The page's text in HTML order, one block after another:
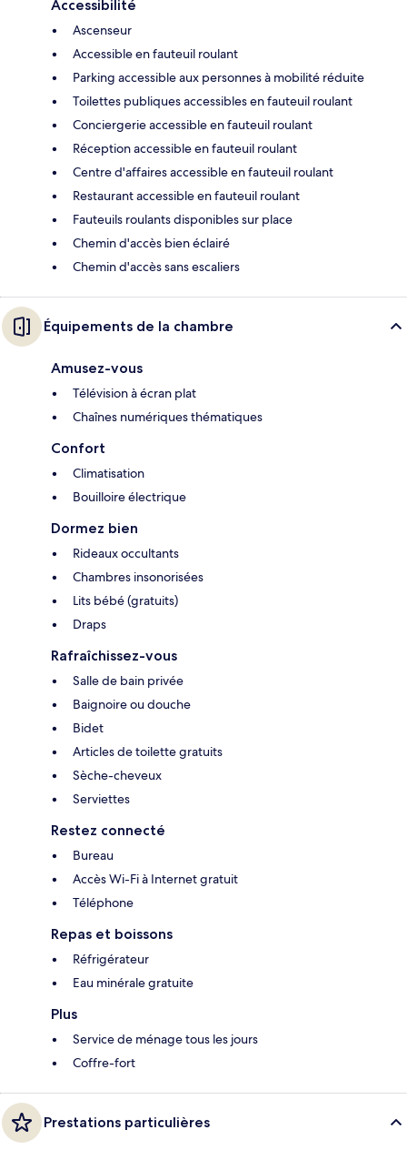
Accessibilité
Ascenseur
Accessible en fauteuil roulant
Parking accessible aux personnes à mobilité réduite
Toilettes publiques accessibles en fauteuil roulant
Conciergerie accessible en fauteuil roulant
Réception accessible en fauteuil roulant
Centre d'affaires accessible en fauteuil roulant
Restaurant accessible en fauteuil roulant
Fauteuils roulants disponibles sur place
Chemin d'accès bien éclairé
Chemin d'accès sans escaliers
Équipements de la chambre
Amusez-vous
Télévision à écran plat
Chaînes numériques thématiques
Confort
Climatisation
Bouilloire électrique
Dormez bien
Rideaux occultants
Chambres insonorisées
Lits bébé (gratuits)
Draps
Rafraîchissez-vous
Salle de bain privée
Baignoire ou douche
Bidet
Articles de toilette gratuits
Sèche-cheveux
Serviettes
Restez connecté
Bureau
Accès Wi-Fi à Internet gratuit
Téléphone
Repas et boissons
Réfrigérateur
Eau minérale gratuite
Plus
Service de ménage tous les jours
Coffre-fort
Prestations particulières